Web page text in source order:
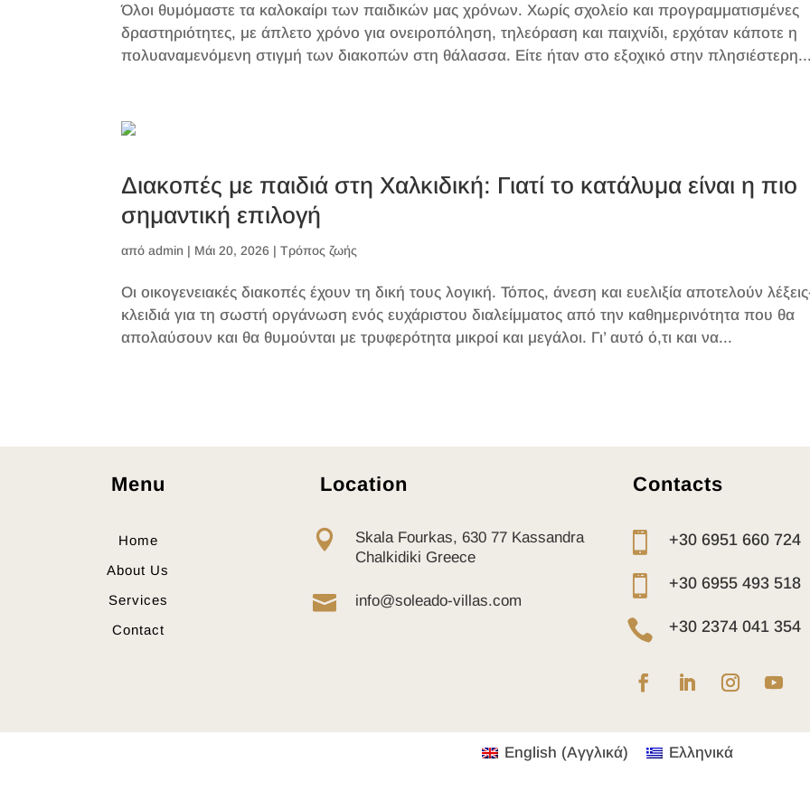
Όλοι θυμόμαστε τα καλοκαίρι των παιδικών μας χρόνων. Χωρίς σχολείο και προγραμματισμένες
δραστηριότητες, με άπλετο χρόνο για ονειροπόληση, τηλεόραση και παιχνίδι, ερχόταν κάποτε η
πολυαναμενόμενη στιγμή των διακοπών στη θάλασσα. Είτε ήταν στο εξοχικό στην
Διακοπές με παιδιά στη Χαλκιδική: Γιατί το κατάλυμα είναι η πιο
σημαντική επιλογή
απόadmin | Μάι 20, 2026 |Τρόπος ζωής
Οι οικογενειακές διακοπές έχουν τη δική τους λογική. Τόπος, άνεση και ευελιξία αποτελούν
κλειδιά για τη σωστή οργάνωση ενός ευχάριστου διαλείμματος από την καθημερινότητα που θα
απολαύσουν και θα θυμούνται με τρυφερότητα μικροί και μεγάλοι. Γι’ αυτό ό,τι και να...
Menu
Home
About Us
Services
Contact
Location

Skala Fourkas, 630 77 Kassandra
Chalkidiki Greece
 info@soleado-villas.com
Contacts
 +30 6951 660 724
 +30 6955 493 518
 +30 2374 041 354
English (Αγγλικά) Ελληνικά